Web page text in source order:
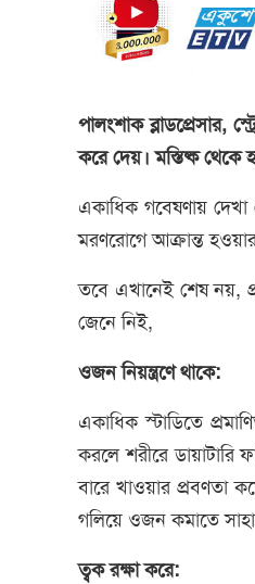
পালংশাক
করে দেয়। মস্তিষ্ক থেকে
একাধিক গবেষণায়
মরণরোগে আক্রান্ত
তবে এখানেই শেষ নয়,
জেনে নিই,
ওজন নিয়ন্ত্রণে থাকে:
একাধিক স্টাডিতে
করলে শরীরে ডায়াটারি
বারে খাওয়ার প্রবণতা
গলিয়ে ওজন কমাতে
ত্বক রক্ষা করে: